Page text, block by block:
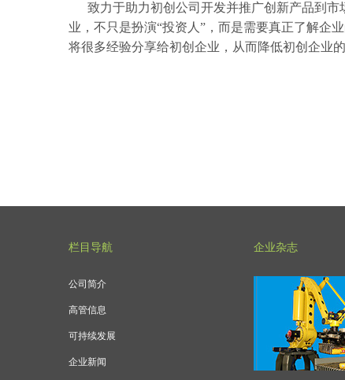
致力于助力初创公司开发并推广创新产品到市
业，不只是扮演“投资人”，而是需要真正了解企
将很多经验分享给初创企业，从而降低初创企业
栏目导航
公司简介
高管信息
可持续发展
企业新闻
企业杂志